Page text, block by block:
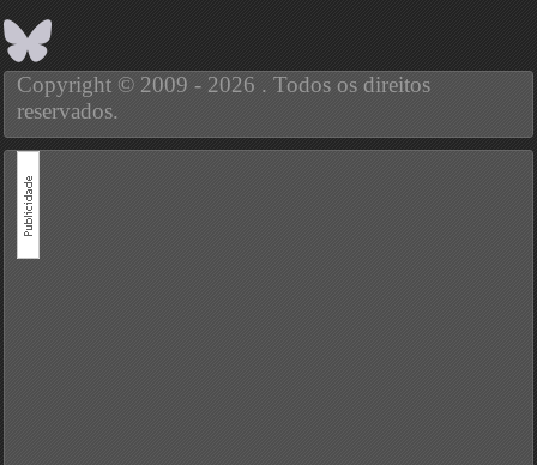
Copyright © 2009 - 2026 . Todos os direitos
reservados.